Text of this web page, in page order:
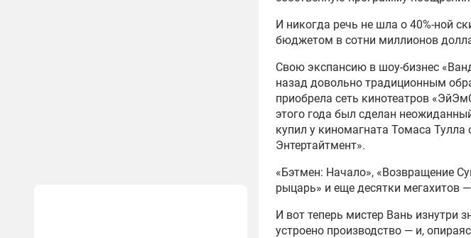
И никогда речь не шла о 40%-ной
бюджетом в сотни миллионов
Свою экспансию в шоу-бизнес
назад довольно традиционным
приобрела сеть кинотеатров
этого года был сделан
купил у киномагната Томаса
Энтертайтмент».
«Бэтмен: Начало», «Возвращение
рыцарь» и еще десятки мегахитов
И вот теперь мистер Вань изнутри
устроено производство — и,